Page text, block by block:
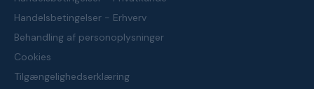
Handelsbetingelser - Erhverv
Behandling af personoplysninger
Cookies
Tilgængelighedserklæring